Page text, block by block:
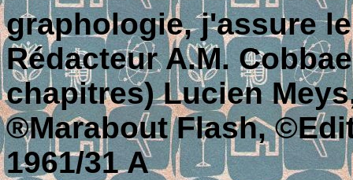
graphologie, j'assure
Rédacteur A.M.
chapitres) Lucien
®Marabout Flash,
1961/31 A